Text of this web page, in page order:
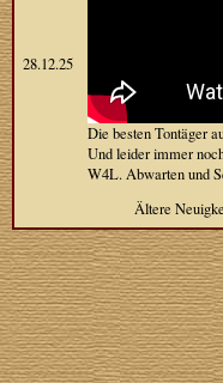
28.12.25
Die besten Tontäger
Und leider immer
W4L. Abwarten und
Ältere